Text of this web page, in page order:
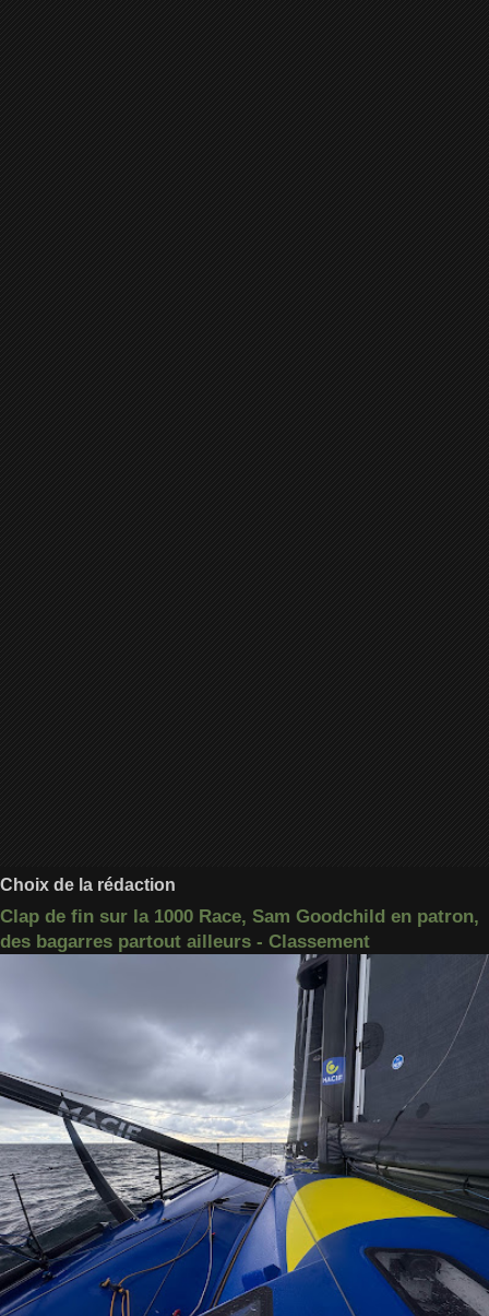
Choix de la rédaction
Clap de fin sur la 1000 Race, Sam Goodchild en patron,
des bagarres partout ailleurs - Classement